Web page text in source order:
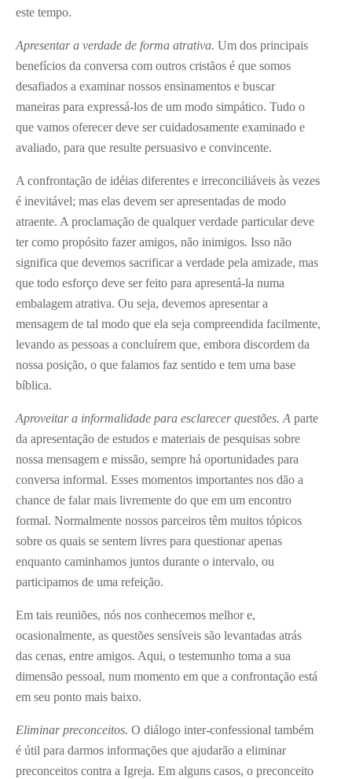
este tempo.
Apresentar a verdade de forma atrativa. Um dos principais
benefícios da conversa com outros cristãos é que somos
desafiados a examinar nossos ensinamentos e buscar
maneiras para expressá-los de um modo simpático. Tudo o
que vamos oferecer deve ser cuidadosamente examinado e
avaliado, para que resulte persuasivo e convincente.
A confrontação de idéias diferentes e irreconciliáveis às vezes
é inevitável; mas elas devem ser apresentadas de modo
atraente. A proclamação de qualquer verdade particular deve
ter como propósito fazer amigos, não inimigos. Isso não
significa que devemos sacrificar a verdade pela amizade, mas
que todo esforço deve ser feito para apresentá-la numa
embalagem atrativa. Ou seja, devemos apresentar a
mensagem de tal modo que ela seja compreendida facilmente,
levando as pessoas a concluírem que, embora discordem da
nossa posição, o que falamos faz sentido e tem uma base
bíblica.
Aproveitar a informalidade para esclarecer questões. A parte
da apresentação de estudos e materiais de pesquisas sobre
nossa mensagem e missão, sempre há oportunidades para
conversa informal. Esses momentos importantes nos dão a
chance de falar mais livremente do que em um encontro
formal. Normalmente nossos parceiros têm muitos tópicos
sobre os quais se sentem livres para questionar apenas
enquanto caminhamos juntos durante o intervalo, ou
participamos de uma refeição.
Em tais reuniões, nós nos conhecemos melhor e,
ocasionalmente, as questões sensíveis são levantadas atrás
das cenas, entre amigos. Aqui, o testemunho toma a sua
dimensão pessoal, num momento em que a confrontação está
em seu ponto mais baixo.
Eliminar preconceitos. O diálogo inter-confessional também
é útil para darmos informações que ajudarão a eliminar
preconceitos contra a Igreja. Em alguns casos, o preconceito